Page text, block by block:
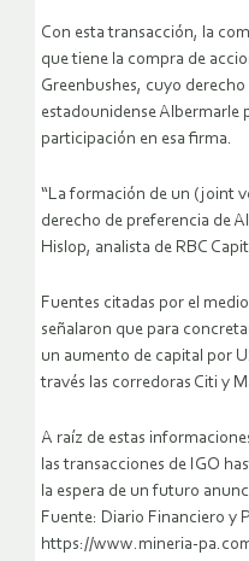
Con esta transacción, la
que tiene la compra de
Greenbushes, cuyo
estadounidense Albermarle
participación en esa firma.
“La formación de un (joint
derecho de preferencia de
Hislop, analista de RBC
Fuentes citadas por el
señalaron que para
un aumento de capital por
través las corredoras Citi y
A raíz de estas
las transacciones de IGO
la espera de un futuro
Fuente: Diario Financiero y
https://www.mineria-